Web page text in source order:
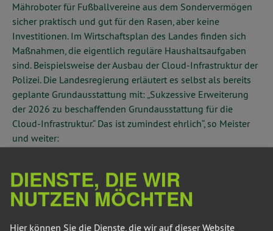
Mähroboter für Fußballvereine aus dem Sondervermögen
sicher praktisch und gut für den Rasen, aber keine
Investitionen. Im Wirtschaftsplan des Landes finden sich
Maßnahmen, die eigentlich reguläre Haushaltsaufgaben
sind. Beispielsweise der Ausbau der Cloud-Infrastruktur der
Polizei. Die Landesregierung erläutert es selbst als bereits
geplante Grundausstattung mit: „Sukzessive Erweiterung
der 2026 zu beschaffenden Grundausstattung für die
Cloud-Infrastruktur.“ Das ist zumindest ehrlich“, so Meister
und weiter:
Wärmewende und energetische Sanierung,
klimafreundliche Mobilität (ÖPNV, Radwege, Schiene),
Klimaanpassung und Ressourceneffizienz. Das
DIENSTE, DIE WIR
NUTZEN MÖCHTEN
Hier können Sie die Dienste, die wir auf dieser Website